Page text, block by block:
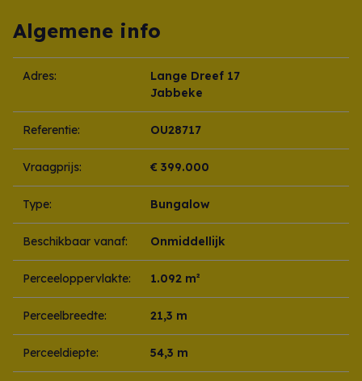
Algemene info
Adres:
Lange Dreef 17
Jabbeke
Referentie: OU28717
Vraagprijs: € 399.000
Type: Bungalow
Beschikbaar vanaf: Onmiddellijk
Perceeloppervlakte: 1.092 m²
Perceelbreedte: 21,3 m
Perceeldiepte: 54,3 m